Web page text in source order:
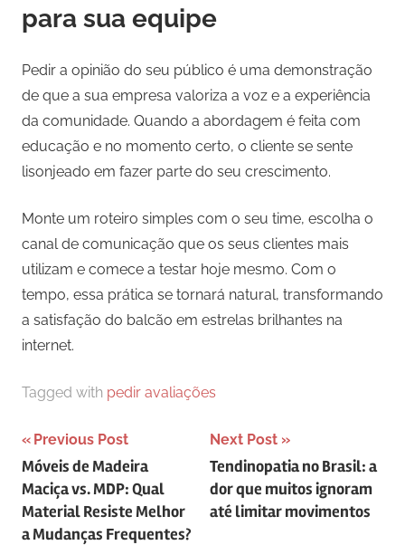
para sua equipe
Pedir a opinião do seu público é uma demonstração
de que a sua empresa valoriza a voz e a experiência
da comunidade. Quando a abordagem é feita com
educação e no momento certo, o cliente se sente
lisonjeado em fazer parte do seu crescimento.
Monte um roteiro simples com o seu time, escolha o
canal de comunicação que os seus clientes mais
utilizam e comece a testar hoje mesmo. Com o
tempo, essa prática se tornará natural, transformando
a satisfação do balcão em estrelas brilhantes na
internet.
Tagged with pedir avaliações
Navegação
de
artigos
Previous Post
Móveis de Madeira
Maciça vs. MDP: Qual
Material Resiste Melhor
a Mudanças Frequentes?
Next Post
Tendinopatia no Brasil: a
dor que muitos ignoram
até limitar movimentos